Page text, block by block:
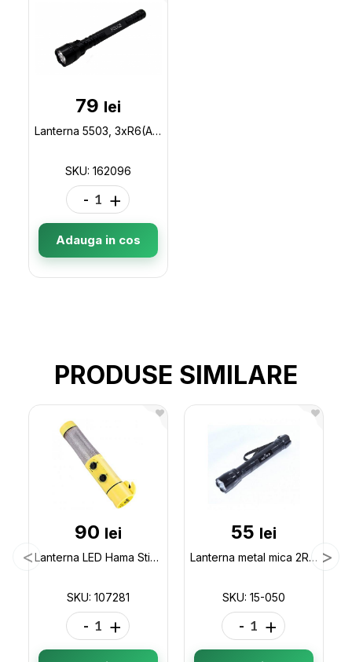
79 lei
Lanterna 5503, 3xR6(AA) (cut neagra) 162096
SKU: 162096
- +
Adauga in cos
PRODUSE SIMILARE
90 lei
Lanterna LED Hama Stick (galbena) 107281
SKU: 107281
- +
55 lei
Lanterna metal mica 2R6 Police 15-050
SKU: 15-050
- +